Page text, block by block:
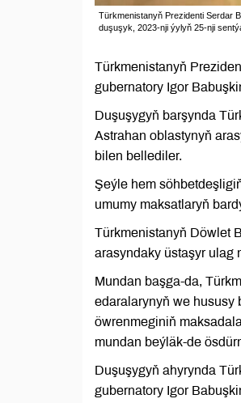
Türkmenistanyň Prezidenti Serdar
duşuşyk, 2023-nji ýylyň 25-nji
Türkmenistanyň
gubernatory Igor
Duşuşygyň barşynda
Astrahan oblastynyň
bilen bellediler.
Şeýle hem
umumy maksatlaryň
Türkmenistanyň Döwlet
arasyndaky üstaşyr ulag
Mundan başga-da,
edaralarynyň we hususy
öwrenmeginiň
mundan beýläk-de
Duşuşygyň ahyrynda
gubernatory Igor